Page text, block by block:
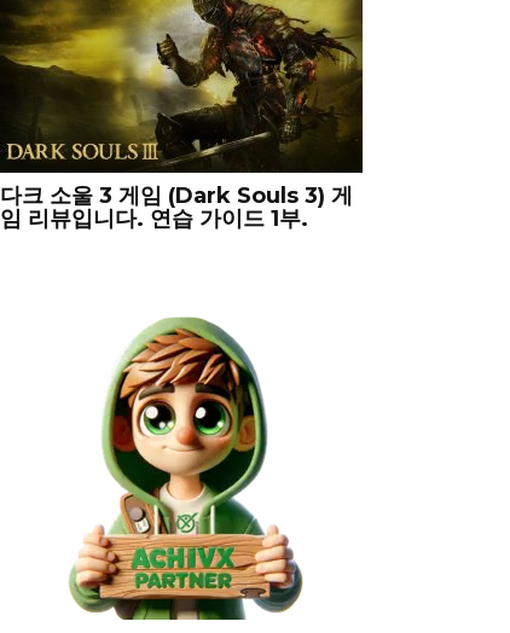
다크 소울 3 게임 (Dark Souls 3) 게
임 리뷰입니다. 연습 가이드 1부.